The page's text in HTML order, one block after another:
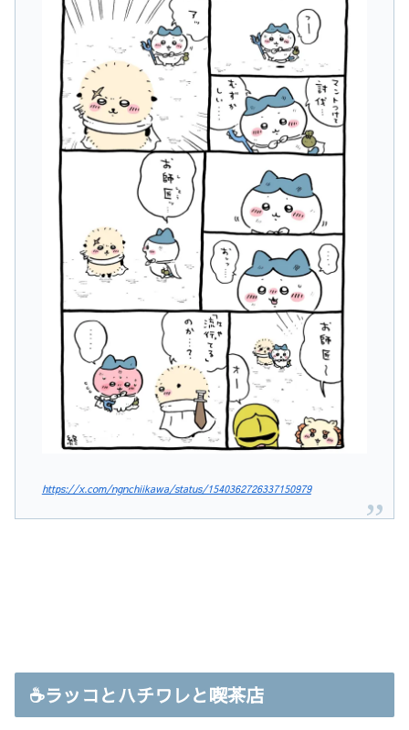
https://x.com/ngnchiikawa/status/1540362726337150979
☕️ラッコとハチワレと喫茶店